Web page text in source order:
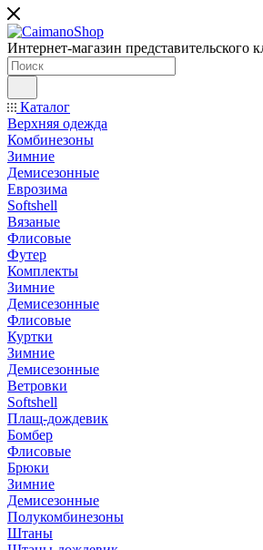
Интернет-магазин представительского
Каталог
Верхняя одежда
Комбинезоны
Зимние
Демисезонные
Еврозима
Softshell
Вязаные
Флисовые
Футер
Комплекты
Зимние
Демисезонные
Флисовые
Куртки
Зимние
Демисезонные
Ветровки
Softshell
Плащ-дождевик
Бомбер
Флисовые
Брюки
Зимние
Демисезонные
Полукомбинезоны
Штаны